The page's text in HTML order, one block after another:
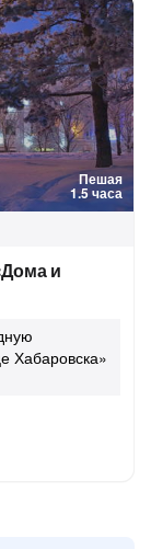
Пешая
1.5 часа
и
Хабаровска»